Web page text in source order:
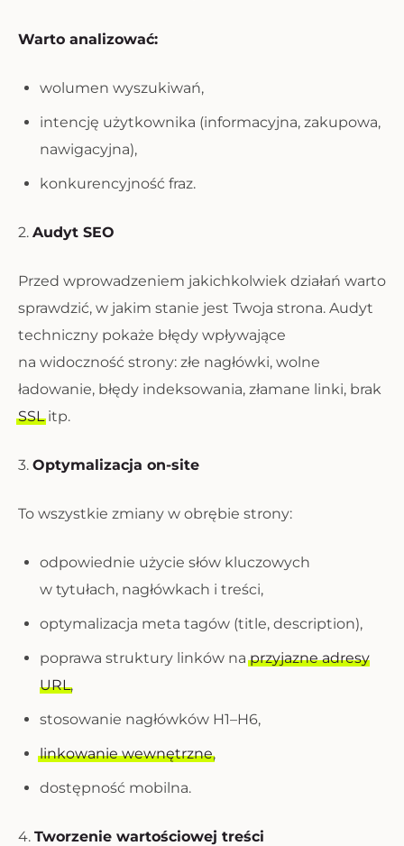
Warto analizować:
wolumen wyszukiwań,
intencję użytkownika (informacyjna, zakupowa,
nawigacyjna),
konkurencyjność fraz.
2. Audyt SEO
Przed wprowadzeniem jakichkolwiek działań warto
sprawdzić, w jakim stanie jest Twoja strona. Audyt
techniczny pokaże błędy wpływające
na widoczność strony: złe nagłówki, wolne
ładowanie, błędy indeksowania, złamane linki, brak
SSLitp.
3. Optymalizacja on-site
To wszystkie zmiany w obrębie strony:
odpowiednie użycie słów kluczowych
w tytułach, nagłówkach i treści,
optymalizacja meta tagów (title, description),
poprawa struktury linków naprzyjazne adresy
URL,
stosowanie nagłówków H1–H6,
linkowanie wewnętrzne,
dostępność mobilna.
4. Tworzenie wartościowej treści